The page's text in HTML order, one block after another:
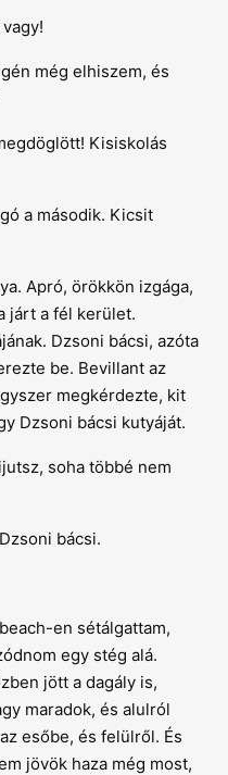
még elhiszem, és
Kisiskolás
a második. Kicsit
Apró, örökkön izgága,
járt a fél kerület.
Dzsoni bácsi, azóta
be. Bevillant az
megkérdezte, kit
Dzsoni bácsi kutyáját.
soha többé nem
bácsi.
en sétálgattam,
egy stég alá.
jött a dagály is,
maradok, és alulról
esőbe, és felülről. És
jövök haza még most,